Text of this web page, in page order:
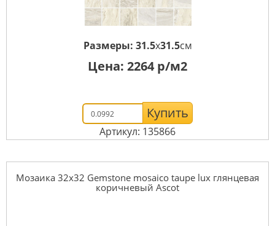
Размеры: 31.5x31.5см
Цена: 2264 р/м2
Купить
Артикул: 135866
Мозаика 32x32 Gemstone mosaico taupe lux глянцевая
коричневый Ascot